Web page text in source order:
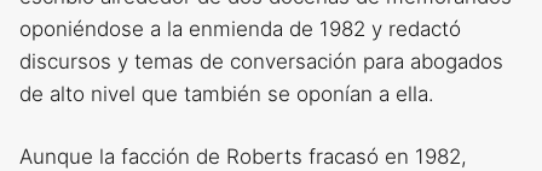
oponiéndose a la enmienda de 1982 y redactó
discursos y temas de conversación para abogados
de alto nivel que también se oponían a ella.
Aunque la facción de Roberts fracasó en 1982,